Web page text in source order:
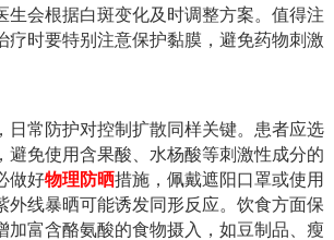
生会根据白斑变化及时调整方案。值得注
疗时要特别注意保护黏膜，避免药物刺激
日常防护对控制扩散同样关键。患者应选
避免使用含果酸、水杨酸等刺激性成分的
做好物理防晒措施，佩戴遮阳口罩或使用
外线暴晒可能诱发同形反应。饮食方面保
加富含酪氨酸的食物摄入，如豆制品、瘦